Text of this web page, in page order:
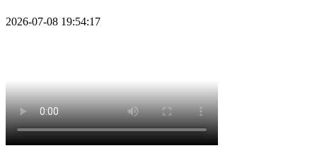
2026-07-08 19:54:17